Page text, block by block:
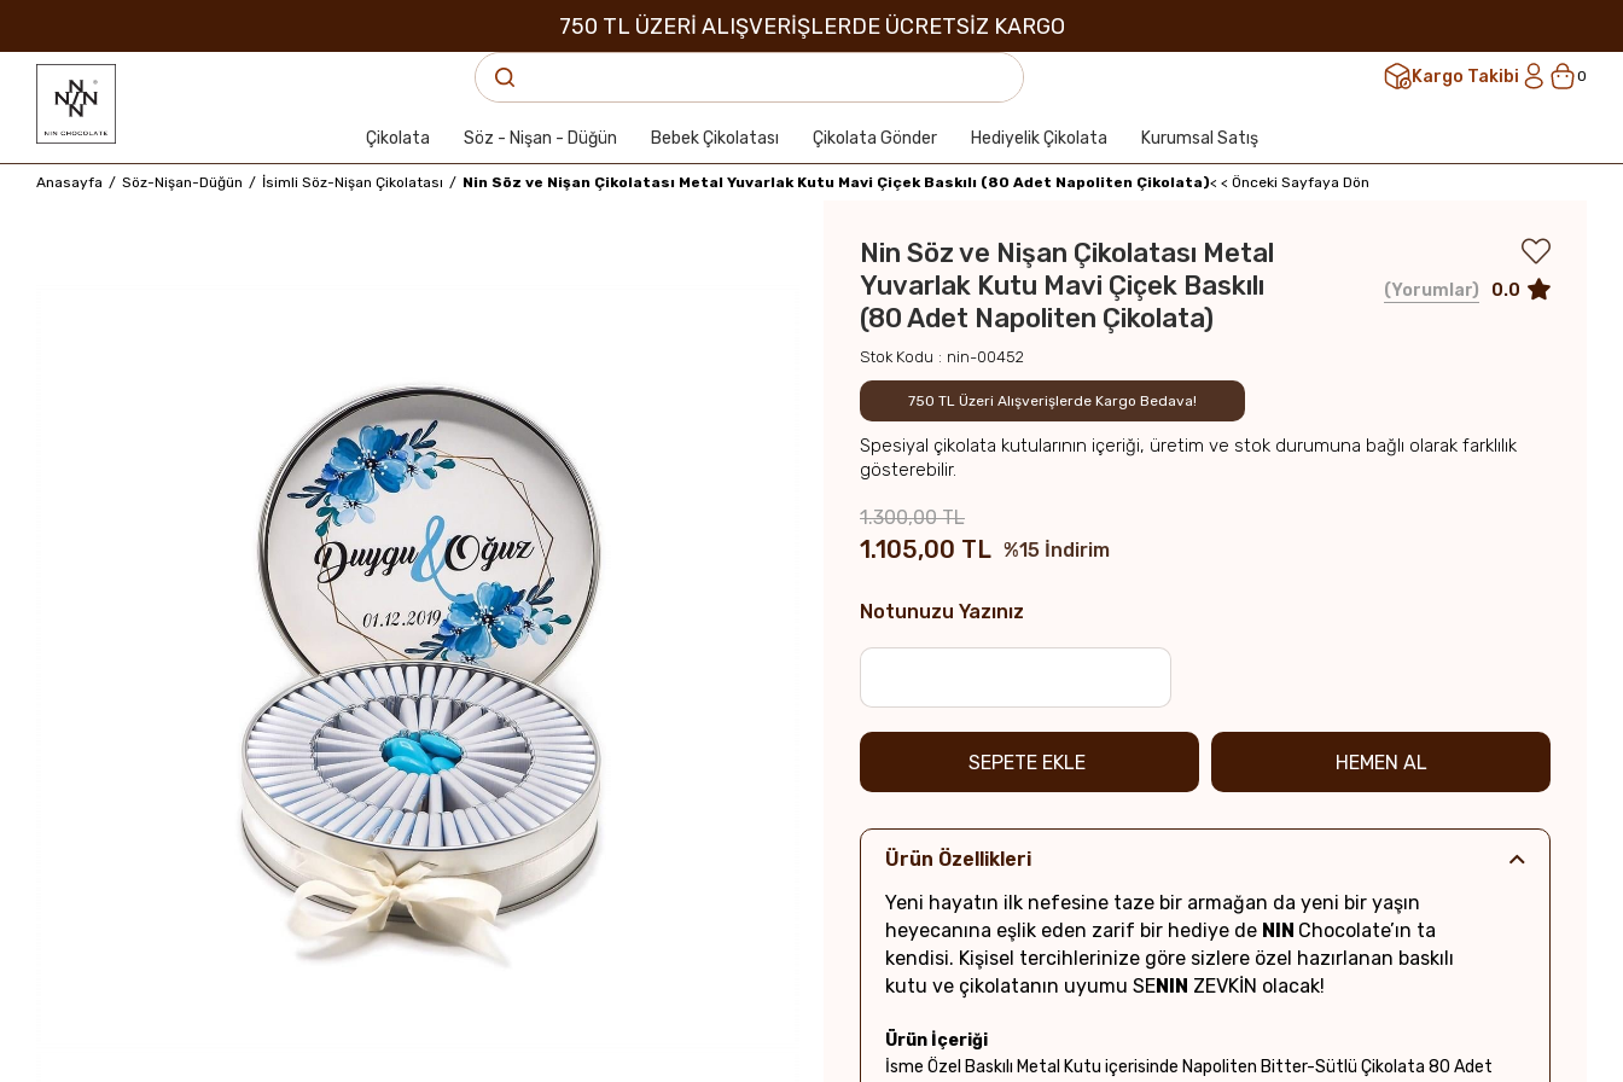
750 TL ÜZERİ ALIŞVERİŞLERDE ÜCRETSİZ KARGO
Kargo Takibi 0
Çikolata Söz - Nişan - Düğün Bebek Çikolatası Çikolata Gönder Hediyelik Çikolata Kurumsal Satış
Anasayfa Söz-Nişan-Düğün İsimli Söz-Nişan Çikolatası Nin Söz ve Nişan Çikolatası Metal Yuvarlak Kutu Mavi Çiçek Baskılı (80 Adet Napoliten Çikolata)< < Önceki Sayfaya Dön
Nin Söz ve Nişan Çikolatası Metal
Yuvarlak Kutu Mavi Çiçek Baskılı
(80 Adet Napoliten Çikolata)
Stok Kodu nin-00452
750 TL Üzeri Alışverişlerde Kargo Bedava!
Spesiyal çikolata kutularının içeriği, üretim ve stok durumuna bağlı olarak farklılık
gösterebilir.
0.0
Yorumlar
1.300,00 TL
1.105,00 TL %15 İndirim
Notunuzu Yazınız
Ürün Özellikleri
Yeni hayatın ilk nefesine taze bir armağan da yeni bir yaşın
heyecanına eşlik eden zarif bir hediye de NIN Chocolate’ın ta
kendisi. Kişisel tercihlerinize göre sizlere özel hazırlanan baskılı
kutu ve çikolatanın uyumu SENIN ZEVKİN olacak!
Ürün İçeriği
İsme Özel Baskılı Metal Kutu içerisinde Napoliten Bitter-Sütlü Çikolata 80 Adet